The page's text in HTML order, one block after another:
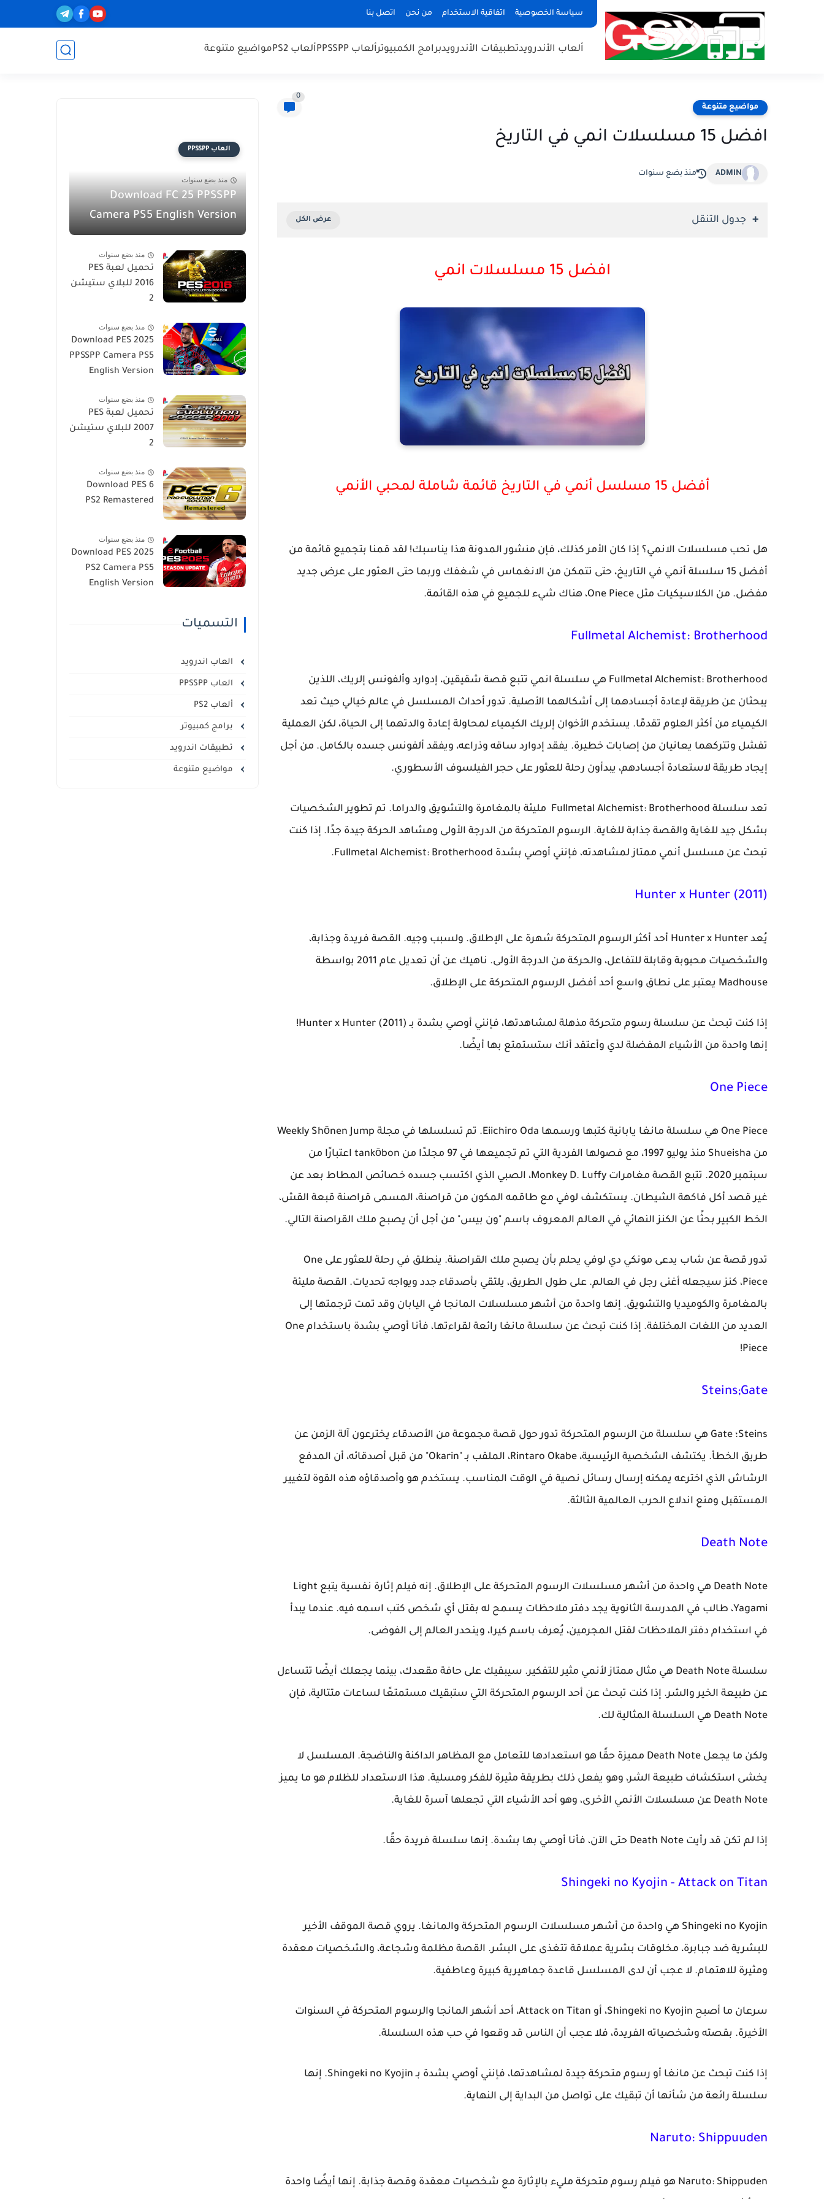
سياسة الخصوصية اتفاقية الاستخدام من نحن اتصل بنا
ألعاب الأندرويدتطبيقات الأندرويدبرامج الكمبيوترألعاب PPSSPP ألعاب PS2 مواضيع متنوعة
مواضيع متنوعة
0
افضل 15 مسلسلات انمي في التاريخ
ADMIN منذ بضع سنوات
جدول التنقل
افضل 15 مسلسلات انمي
أفضل 15 مسلسل أنمي في التاريخ قائمة شاملة لمحبي الأنمي
هل تحب مسلسلات الانمي؟ إذا كان الأمر كذلك، فإن منشور المدونة هذا يناسبك! لقد قمنا بتجميع قائمة من
أفضل 15 سلسلة أنمي في التاريخ، حتى تتمكن من الانغماس في شغفك وربما حتى العثور على عرض جديد
مفضل. من الكلاسيكيات مثل One Piece، هناك شيء للجميع في هذه القائمة.
Fullmetal Alchemist: Brotherhood
Fullmetal Alchemist: Brotherhood هي سلسلة انمي تتبع قصة شقيقين، إدوارد وألفونس إلريك، اللذين
يبحثان عن طريقة لإعادة أجسادهما إلى أشكالهما الأصلية. تدور أحداث المسلسل في عالم خيالي حيث تعد
الكيمياء من أكثر العلوم تقدمًا. يستخدم الأخوان إلريك الكيمياء لمحاولة إعادة والدتهما إلى الحياة، لكن العملية
تفشل وتتركهما يعانيان من إصابات خطيرة. يفقد إدوارد ساقه وذراعه، ويفقد ألفونس جسده بالكامل. من أجل
إيجاد طريقة لاستعادة أجسادهم، يبدأون رحلة للعثور على حجر الفيلسوف الأسطوري.
تعد سلسلة Fullmetal Alchemist: Brotherhood مليئة بالمغامرة والتشويق والدراما. تم تطوير الشخصيات
بشكل جيد للغاية والقصة جذابة للغاية. الرسوم المتحركة من الدرجة الأولى ومشاهد الحركة جيدة جدًا. إذا كنت
تبحث عن مسلسل أنمي ممتاز لمشاهدته، فإنني أوصي بشدة Fullmetal Alchemist: Brotherhood.
Hunter x Hunter (2011)
يُعد Hunter x Hunter أحد أكثر الرسوم المتحركة شهرة على الإطلاق. ولسبب وجيه. القصة فريدة وجذابة،
والشخصيات محبوبة وقابلة للتفاعل، والحركة من الدرجة الأولى. ناهيك عن أن تعديل عام 2011 بواسطة
Madhouse يعتبر على نطاق واسع أحد أفضل الرسوم المتحركة على الإطلاق.
إذا كنت تبحث عن سلسلة رسوم متحركة مذهلة لمشاهدتها، فإنني أوصي بشدة بـ Hunter x Hunter (2011)!
إنها واحدة من الأشياء المفضلة لدي وأعتقد أنك ستستمتع بها أيضًا.
One Piece
One Piece هي سلسلة مانغا يابانية كتبها ورسمها Eiichiro Oda. تم تسلسلها في مجلة Weekly Shōnen Jump
من Shueisha منذ يوليو 1997، مع فصولها الفردية التي تم تجميعها في 97 مجلدًا من tankōbon اعتبارًا من
سبتمبر 2020. تتبع القصة مغامرات Monkey D. Luffy، الصبي الذي اكتسب جسده خصائص المطاط بعد عن
غير قصد أكل فاكهة الشيطان. يستكشف لوفي مع طاقمه المكون من قراصنة، المسمى قراصنة قبعة القش،
الخط الكبير بحثًا عن الكنز النهائي في العالم المعروف باسم "ون بيس" من أجل أن يصبح ملك القراصنة التالي.
تدور قصة عن شاب يدعى مونكي دي لوفي يحلم بأن يصبح ملك القراصنة. ينطلق في رحلة للعثور على One
Piece، كنز سيجعله أغنى رجل في العالم. على طول الطريق، يلتقي بأصدقاء جدد ويواجه تحديات. القصة مليئة
بالمغامرة والكوميديا ​​والتشويق. إنها واحدة من أشهر مسلسلات المانجا في اليابان وقد تمت ترجمتها إلى
العديد من اللغات المختلفة. إذا كنت تبحث عن سلسلة مانغا رائعة لقراءتها، فأنا أوصي بشدة باستخدام One
Piece!
Steins;Gate
Steins؛ Gate هي سلسلة من الرسوم المتحركة تدور حول قصة مجموعة من الأصدقاء يخترعون آلة الزمن عن
طريق الخطأ. يكتشف الشخصية الرئيسية، Rintaro Okabe، الملقب بـ "Okarin" من قبل أصدقائه، أن المدفع
الرشاش الذي اخترعه يمكنه إرسال رسائل نصية في الوقت المناسب. يستخدم هو وأصدقاؤه هذه القوة لتغيير
المستقبل ومنع اندلاع الحرب العالمية الثالثة.
Death Note
Death Note هي واحدة من أشهر مسلسلات الرسوم المتحركة على الإطلاق. إنه فيلم إثارة نفسية يتبع Light
Yagami، طالب في المدرسة الثانوية يجد دفتر ملاحظات يسمح له بقتل أي شخص كتب اسمه فيه. عندما يبدأ
في استخدام دفتر الملاحظات لقتل المجرمين، يُعرف باسم كيرا، وينحدر العالم إلى الفوضى.
سلسلة Death Note هي مثال ممتاز لأنمي مثير للتفكير. سيبقيك على حافة مقعدك، بينما يجعلك أيضًا تتساءل
عن طبيعة الخير والشر. إذا كنت تبحث عن أحد الرسوم المتحركة التي ستبقيك مستمتعًا لساعات متتالية، فإن
Death Note هي السلسلة المثالية لك.
ولكن ما يجعل Death Note مميزة حقًا هو استعدادها للتعامل مع المظاهر الداكنة والناضجة. المسلسل لا
يخشى استكشاف طبيعة الشر، وهو يفعل ذلك بطريقة مثيرة للفكر ومسلية. هذا الاستعداد للظلام هو ما يميز
Death Note عن مسلسلات الأنمي الأخرى، وهو أحد الأشياء التي تجعلها آسرة للغاية.
إذا لم تكن قد رأيت Death Note حتى الآن، فأنا أوصي بها بشدة. إنها سلسلة فريدة حقًا.
Shingeki no Kyojin - Attack on Titan
Shingeki no Kyojin هي واحدة من أشهر مسلسلات الرسوم المتحركة والمانغا. يروي قصة الموقف الأخير
للبشرية ضد جبابرة، مخلوقات بشرية عملاقة تتغذى على البشر. القصة مظلمة وشجاعة، والشخصيات معقدة
ومثيرة للاهتمام. لا عجب أن لدى المسلسل قاعدة جماهيرية كبيرة وعاطفية.
سرعان ما أصبح Shingeki no Kyojin، أو Attack on Titan، أحد أشهر المانجا والرسوم المتحركة في السنوات
الأخيرة. بقصته وشخصياته الفريدة، فلا عجب أن الناس قد وقعوا في حب هذه السلسلة.
إذا كنت تبحث عن مانغا أو رسوم متحركة جيدة لمشاهدتها، فإنني أوصي بشدة بـ Shingeki no Kyojin. إنها
سلسلة رائعة من شأنها أن تبقيك على تواصل من البداية إلى النهاية.
Naruto: Shippuuden
Naruto: Shippuden هو فيلم رسوم متحركة مليء بالإثارة مع شخصيات معقدة وقصة جذابة. إنها أيضًا واحدة
العاب PPSSPP
منذ بضع سنوات
Download FC 25 PPSSPP
Camera PS5 English Version
منذ بضع سنوات
تحميل لعبة PES
2016 للبلاي ستيشن
2
منذ بضع سنوات
Download PES 2025
PPSSPP Camera PS5
English Version
منذ بضع سنوات
تحميل لعبة PES
2007 للبلاي ستيشن
2
منذ بضع سنوات
Download PES 6
PS2 Remastered
منذ بضع سنوات
Download PES 2025
PS2 Camera PS5
English Version
التسميات
العاب اندرويد
العاب PPSSPP
ألعاب PS2
برامج كمبيوتر
تطبيقات اندرويد
مواضيع متنوعة